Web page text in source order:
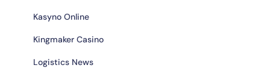
Kasyno Online
Kingmaker Casino
Logistics News